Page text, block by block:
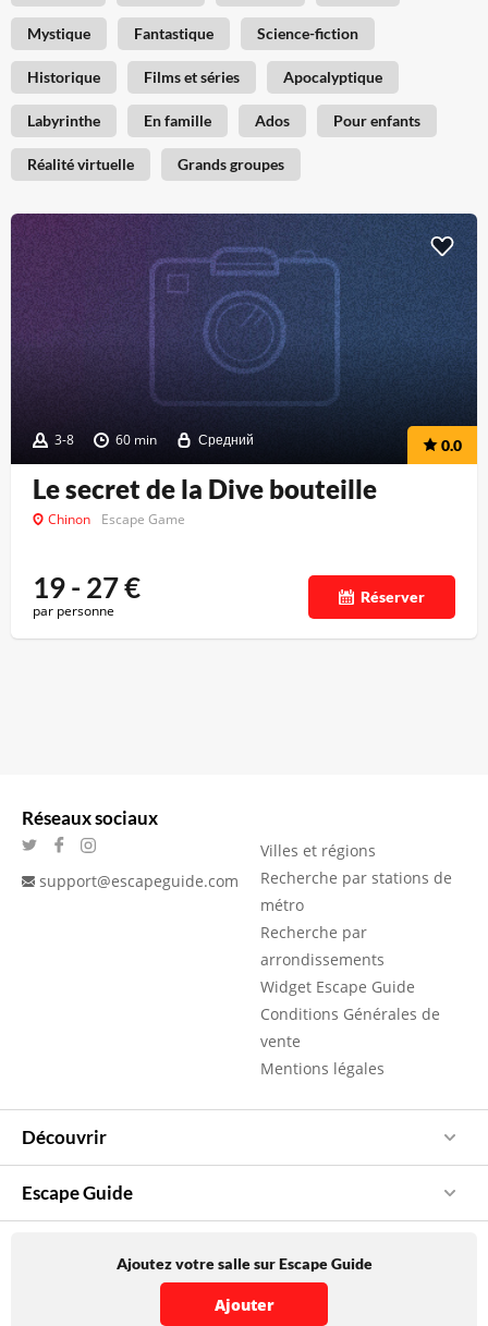
Mystique Fantastique Science-fiction
Historique Films et séries Apocalyptique
Labyrinthe En famille Ados Pour enfants
Réalité virtuelle Grands groupes
3-8 60 min Средний 0.0
Le secret de la Dive bouteille
Chinon Escape Game
19 - 27€
par personne
Réserver
Réseaux sociaux
support@escapeguide.com
Villes et régions
Recherche par stations de
métro
Recherche par
arrondissements
Widget Escape Guide
Conditions Générales de
vente
Mentions légales
Découvrir
Escape Guide
Ajoutez votre salle sur Escape Guide
Ajouter